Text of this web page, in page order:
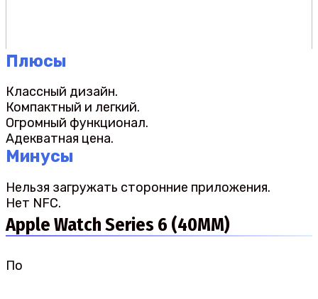
Плюсы
Классный дизайн.
Компактный и легкий.
Огромный функционал.
Адекватная цена.
Минусы
Нельзя загружать сторонние приложения.
Нет NFC.
Apple Watch Series 6 (40MM)
По